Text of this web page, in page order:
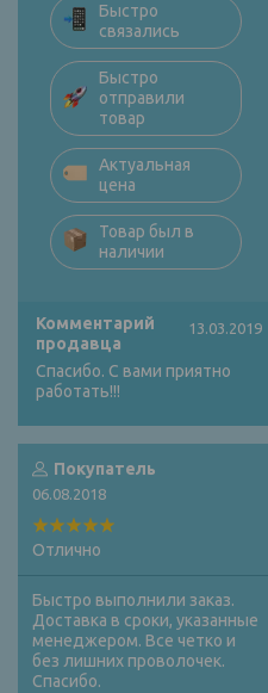
Быстро
связались
Быстро
отправили
товар
Актуальная
цена
Товар был в
наличии
Комментарий
продавца
13.03.2019
Спасибо. С вами приятно
работать!!!
Покупатель
06.08.2018
Отлично
Быстро выполнили заказ.
Доставка в сроки, указанные
менеджером. Все четко и
без лишних проволочек.
Спасибо.